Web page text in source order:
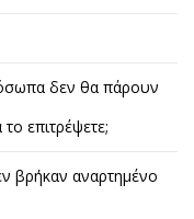
δεν θα πάρουν
επιτρέψετε;
βρήκαν αναρτημένο